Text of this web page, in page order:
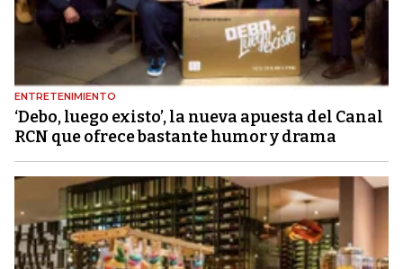
ENTRETENIMIENTO
‘Debo, luego existo’, la nueva apuesta del Canal
RCN que ofrece bastante humor y drama